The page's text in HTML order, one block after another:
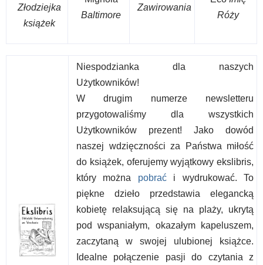
Złodziejka
książek
Baltimore
Zawirowania
Róży
Niespodzianka dla naszych
Użytkowników!
W drugim numerze newsletteru
przygotowaliśmy dla wszystkich
Użytkowników prezent! Jako dowód
naszej wdzięczności za Państwa miłość
do książek, oferujemy wyjątkowy ekslibris,
który można pobraći wydrukować. To
piękne dzieło przedstawia elegancką
kobietę relaksującą się na plaży, ukrytą
pod wspaniałym, okazałym kapeluszem,
zaczytaną w swojej ulubionej książce.
Idealne połączenie pasji do czytania z